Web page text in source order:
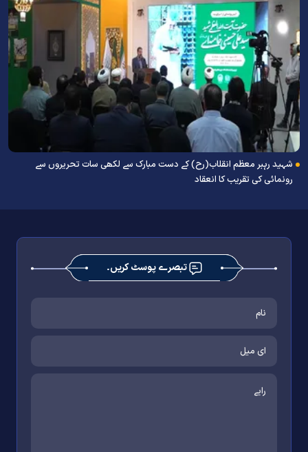
شہید رہبر معظم انقلاب(رح) کے دست مبارک سے لکھی سات تحریروں سے
رونمائی کی تقریب کا انعقاد
تبصرے پوسٹ کریں۔